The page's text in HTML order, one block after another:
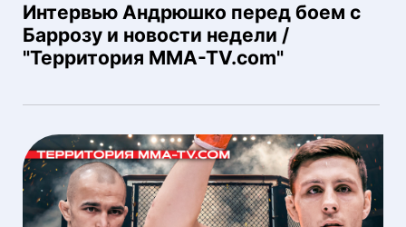
Интервью Андрюшко перед боем с
Баррозу и новости недели /
"Территория MMA-TV.com"